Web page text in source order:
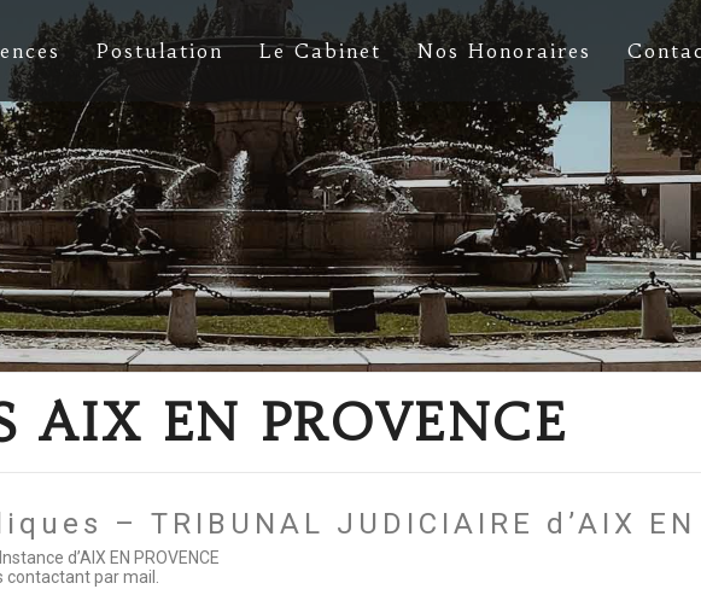
Postulation Le Cabinet Nos Honoraires
AIX EN PROVENCE
– TRIBUNAL JUDICIAIRE d’AIX EN
d’AIX EN PROVENCE
par mail.